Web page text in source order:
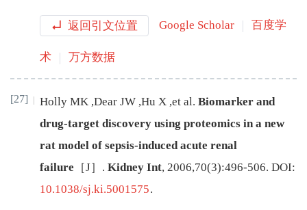
返回引文位置 Google Scholar 百度学
术 万方数据
[27] Holly MK ,Dear JW ,Hu X ,et al. Biomarker and
drug-target discovery using proteomics in a new
rat model of sepsis-induced acute renal
failure ［J］. Kidney Int, 2006,70(3):496-506. DOI:
10.1038/sj.ki.5001575.